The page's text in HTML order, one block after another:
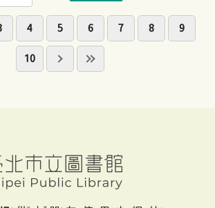
4 5 6 7 8 9
10